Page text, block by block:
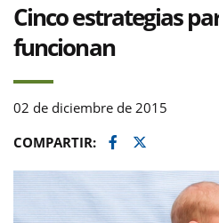
Cinco estrategias
funcionan
02 de diciembre de 2015
COMPARTIR:
Facebook
Twitter